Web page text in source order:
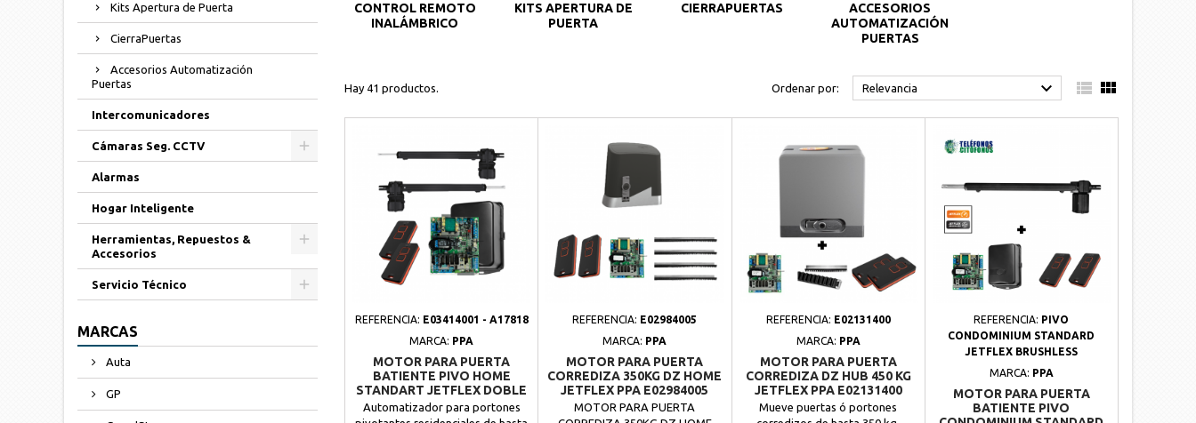
Kits Apertura de Puerta
CierraPuertas
Accesorios Automatización
Puertas
Intercomunicadores
Cámaras Seg. CCTV
Alarmas
Hogar Inteligente
Herramientas, Repuestos &
Accesorios
Servicio Técnico
MARCAS
Auta
GP
CONTROL REMOTO
INALÁMBRICO
KITS APERTURA DE
PUERTA
CIERRAPUERTAS
ACCESORIOS
AUTOMATIZACIÓN
PUERTAS
Hay 41 productos. Ordenar por: Relevancia   
REFERENCIA: E03414001 - A17818
MARCA: PPA
MOTOR PARA PUERTA
BATIENTE PIVO HOME
STANDART JETFLEX DOBLE
HOJA 125 KG PPA
Automatizador para portones
REFERENCIA: E02984005
MARCA: PPA
MOTOR PARA PUERTA
CORREDIZA 350KG DZ HOME
JETFLEX PPA E02984005
MOTOR PARA PUERTA
REFERENCIA: E02131400
MARCA: PPA
MOTOR PARA PUERTA
CORREDIZA DZ HUB 450 KG
JETFLEX PPA E02131400
Mueve puertas ó portones
REFERENCIA: PIVO
CONDOMINIUM STANDARD
JETFLEX BRUSHLESS
MARCA: PPA
MOTOR PARA PUERTA
BATIENTE PIVO